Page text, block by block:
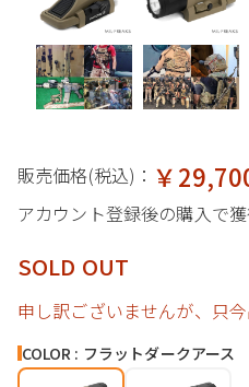
販売価格(税込)： ￥
アカウント登録後の購入で獲
SOLD OUT
申し訳ございませんが、只今
COLOR : フラットダークアース